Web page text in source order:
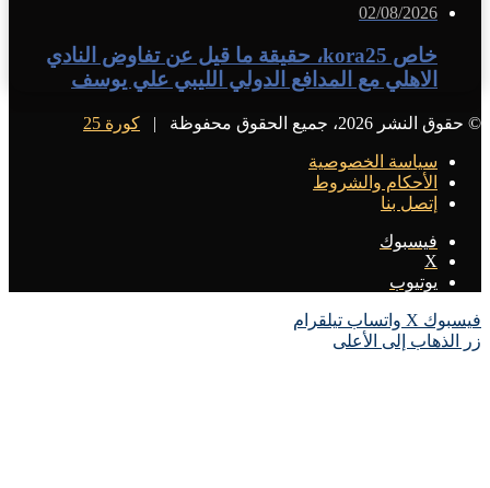
02/08/2026
خاص kora25، حقيقة ما قيل عن تفاوض النادي
الاهلي مع المدافع الدولي الليبي علي يوسف
© حقوق النشر 2026، جميع الحقوق محفوظة | كورة 25
سياسة الخصوصية
الأحكام والشروط
إتصل بنا
فيسبوك
X
يوتيوب
فيسبوك X واتساب تيلقرام
زر الذهاب إلى الأعلى